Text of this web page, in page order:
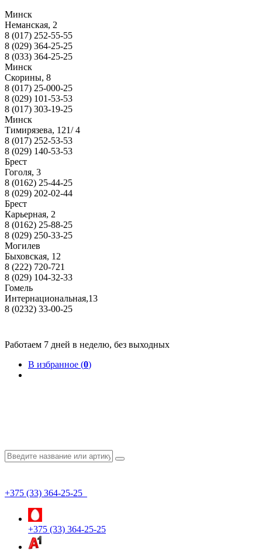
Минск
Неманская, 2
8 (017) 252-55-55
8 (029) 364-25-25
8 (033) 364-25-25
Минск
Скорины, 8
8 (017) 25-000-25
8 (029) 101-53-53
8 (017) 303-19-25
Минск
Тимирязева, 121/ 4
8 (017) 252-53-53
8 (029) 140-53-53
Брест
Гоголя, 3
8 (0162) 25-44-25
8 (029) 202-02-44
Брест
Карьерная, 2
8 (0162) 25-88-25
8 (029) 250-33-25
Могилев
Быховская, 12
8 (222) 720-721
8 (029) 104-32-33
Гомель
Интернациональная,13
8 (0232) 33-00-25
Работаем 7 дней в неделю, без выходных
В избранное (0)
+375 (33) 364-25-25
+375 (33) 364-25-25